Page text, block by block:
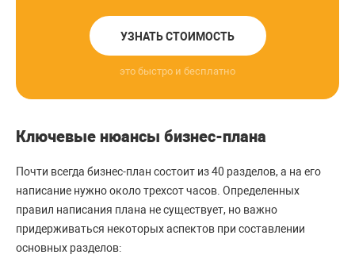
УЗНАТЬ СТОИМОСТЬ
это быстро и бесплатно
Ключевые нюансы бизнес-плана
Почти всегда бизнес-план состоит из 40 разделов, а на его
написание нужно около трехсот часов. Определенных
правил написания плана не существует, но важно
придерживаться некоторых аспектов при составлении
основных разделов: